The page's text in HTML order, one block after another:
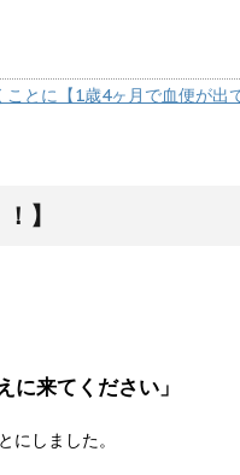
とに【1歳4ヶ月で血便が出
】
に来てください」
にしました。